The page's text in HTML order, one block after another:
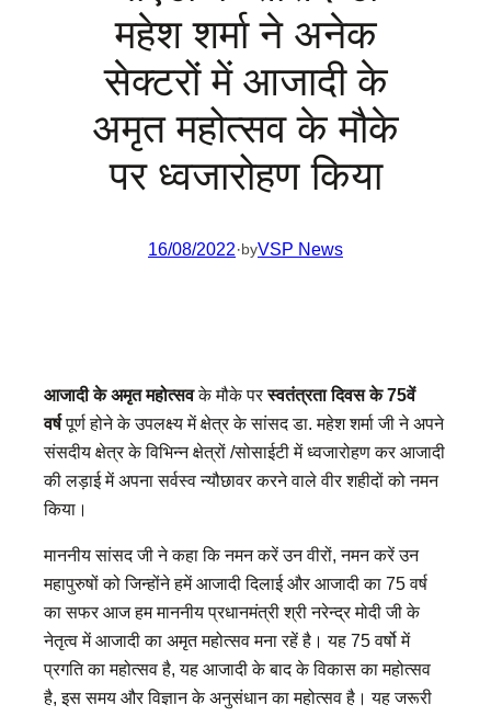
महेश शर्मा ने अनेक
सेक्टरों में आजादी के
अमृत महोत्सव के मौके
पर ध्वजारोहण किया
16/08/2022·byVSP News
आजादी के अमृत महोत्सवके मौके परस्वतंत्रता दिवस के 75वें
वर्षपूर्ण होने के उपलक्ष्य में क्षेत्र के सांसद डा. महेश शर्मा जी ने अपने
संसदीय क्षेत्र के विभिन्न क्षेत्रों /सोसाईटी में ध्वजारोहण कर आजादी
की लड़ाई में अपना सर्वस्व न्यौछावर करने वाले वीर शहीदों को नमन
किया।
माननीय सांसद जी ने कहा कि नमन करें उन वीरों, नमन करें उन
महापुरुषों को जिन्होंने हमें आजादी दिलाई और आजादी का 75 वर्ष
का सफर आज हम माननीय प्रधानमंत्री श्री नरेन्द्र मोदी जी के
नेतृत्व में आजादी का अमृत महोत्सव मना रहें है। यह 75 वर्षो में
प्रगति का महोत्सव है, यह आजादी के बाद के विकास का महोत्सव
है, इस समय और विज्ञान के अनुसंधान का महोत्सव है। यह जरूरी